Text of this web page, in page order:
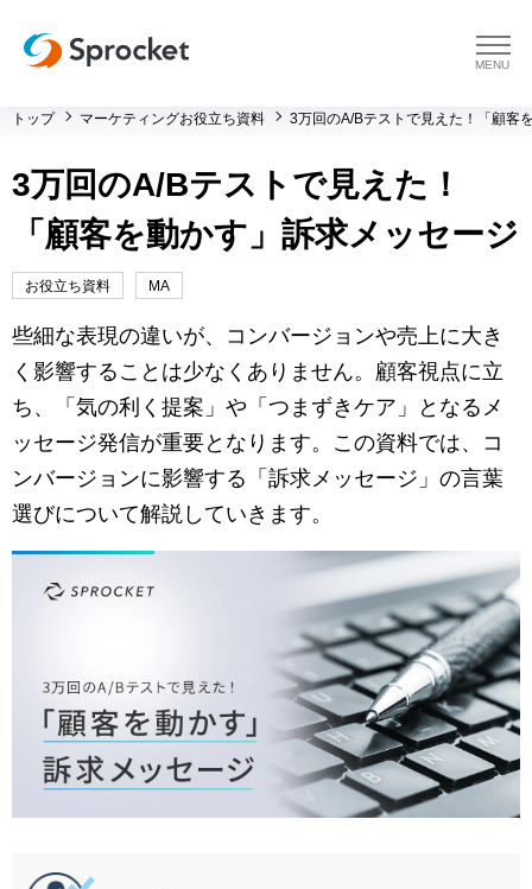
menu
プラットフォーム トップ
コンサルティング
運用支援 トップ
メソッド トップ
よくある質問
会社情報
会社情報 トップ
会社概要
メンバー紹介
創業の想い
ビジョン・ミッション・バリュー
セミナー・イベント
マーケティングお役立ち資料
トップ マーケティングお役立ち資料 3万回のA/Bテストで見えた！「顧客
3万回のA/Bテストで見えた！
「顧客を動かす」訴求メッセージ
お役立ち資料 MA
些細な表現の違いが、コンバージョンや売上に大き
く影響することは少なくありません。顧客視点に立
ち、「気の利く提案」や「つまずきケア」となるメ
ッセージ発信が重要となります。この資料では、コ
ンバージョンに影響する「訴求メッセージ」の言葉
選びについて解説していきます。